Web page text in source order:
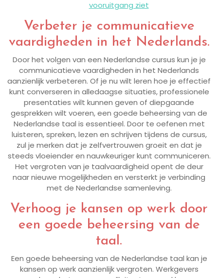
vooruitgang ziet
Verbeter je communicatieve
vaardigheden in het Nederlands.
Door het volgen van een Nederlandse cursus kun je je
communicatieve vaardigheden in het Nederlands
aanzienlijk verbeteren. Of je nu wilt leren hoe je effectief
kunt converseren in alledaagse situaties, professionele
presentaties wilt kunnen geven of diepgaande
gesprekken wilt voeren, een goede beheersing van de
Nederlandse taal is essentieel. Door te oefenen met
luisteren, spreken, lezen en schrijven tijdens de cursus,
zul je merken dat je zelfvertrouwen groeit en dat je
steeds vloeiender en nauwkeuriger kunt communiceren.
Het vergroten van je taalvaardigheid opent de deur
naar nieuwe mogelijkheden en versterkt je verbinding
met de Nederlandse samenleving.
Verhoog je kansen op werk door
een goede beheersing van de
taal.
Een goede beheersing van de Nederlandse taal kan je
kansen op werk aanzienlijk vergroten. Werkgevers